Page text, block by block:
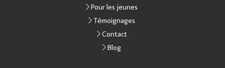
Pour les jeunes
Témoignages
Contact
Blog